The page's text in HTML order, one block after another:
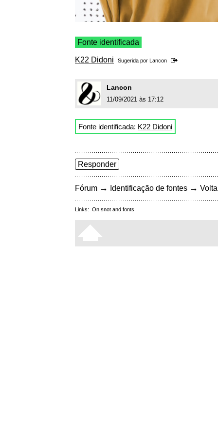
Fonte identificada
K22 Didoni Sugerida por Lancon
Lancon
11/09/2021 às 17:12
Fonte identificada: K22 Didoni
Responder
Fórum → Identificação de fontes →
Links: On snot and fonts